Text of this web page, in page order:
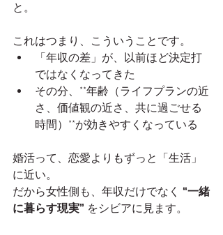
と。
これはつまり、こういうことです。
「年収の差」が、以前ほど決定打
ではなくなってきた
その分、**年齢（ライフプランの近
さ、価値観の近さ、共に過ごせる
時間）**が効きやすくなっている
婚活って、恋愛よりもずっと「生活」
に近い。
だから女性側も、年収だけでなく “一緒
に暮らす現実” をシビアに見ます。